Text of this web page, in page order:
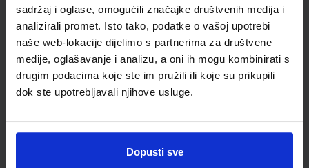
sadržaj i oglase, omogućili značajke društvenih medija i
analizirali promet. Isto tako, podatke o vašoj upotrebi
naše web-lokacije dijelimo s partnerima za društvene
medije, oglašavanje i analizu, a oni ih mogu kombinirati s
drugim podacima koje ste im pružili ili koje su prikupili
dok ste upotrebljavali njihove usluge.
Dopusti sve
Newsletter prijava
proizvodima i uslugama, akcijama i drugim